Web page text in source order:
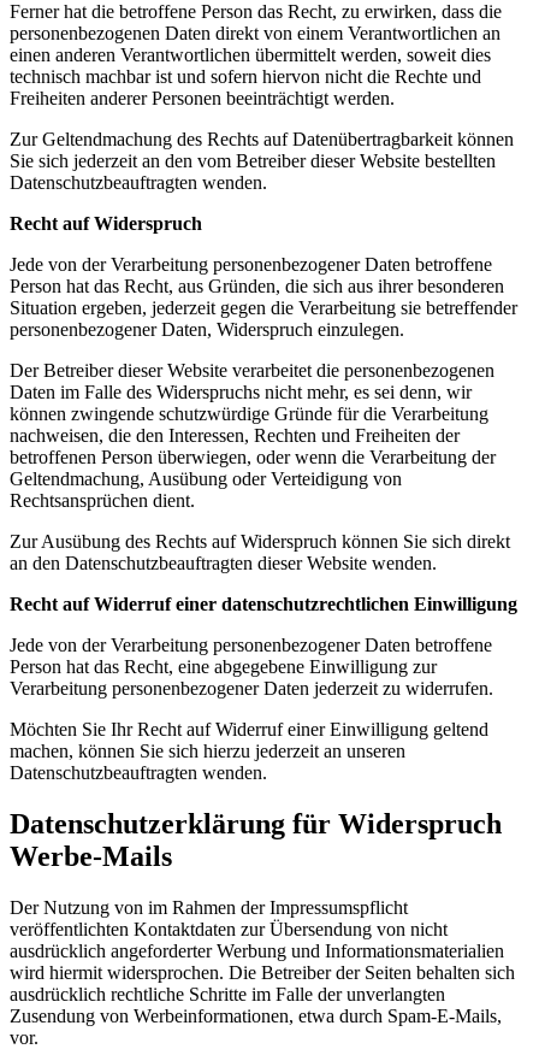
Ferner hat die betroffene Person das Recht, zu erwirken, dass die
personenbezogenen Daten direkt von einem Verantwortlichen an
einen anderen Verantwortlichen übermittelt werden, soweit dies
technisch machbar ist und sofern hiervon nicht die Rechte und
Freiheiten anderer Personen beeinträchtigt werden.
Zur Geltendmachung des Rechts auf Datenübertragbarkeit können
Sie sich jederzeit an den vom Betreiber dieser Website bestellten
Datenschutzbeauftragten wenden.
Recht auf Widerspruch
Jede von der Verarbeitung personenbezogener Daten betroffene
Person hat das Recht, aus Gründen, die sich aus ihrer besonderen
Situation ergeben, jederzeit gegen die Verarbeitung sie betreffender
personenbezogener Daten, Widerspruch einzulegen.
Der Betreiber dieser Website verarbeitet die personenbezogenen
Daten im Falle des Widerspruchs nicht mehr, es sei denn, wir
können zwingende schutzwürdige Gründe für die Verarbeitung
nachweisen, die den Interessen, Rechten und Freiheiten der
betroffenen Person überwiegen, oder wenn die Verarbeitung der
Geltendmachung, Ausübung oder Verteidigung von
Rechtsansprüchen dient.
Zur Ausübung des Rechts auf Widerspruch können Sie sich direkt
an den Datenschutzbeauftragten dieser Website wenden.
Recht auf Widerruf einer datenschutzrechtlichen Einwilligung
Jede von der Verarbeitung personenbezogener Daten betroffene
Person hat das Recht, eine abgegebene Einwilligung zur
Verarbeitung personenbezogener Daten jederzeit zu widerrufen.
Möchten Sie Ihr Recht auf Widerruf einer Einwilligung geltend
machen, können Sie sich hierzu jederzeit an unseren
Datenschutzbeauftragten wenden.
Datenschutzerklärung für Widerspruch
Werbe-Mails
Der Nutzung von im Rahmen der Impressumspflicht
veröffentlichten Kontaktdaten zur Übersendung von nicht
ausdrücklich angeforderter Werbung und Informationsmaterialien
wird hiermit widersprochen. Die Betreiber der Seiten behalten sich
ausdrücklich rechtliche Schritte im Falle der unverlangten
Zusendung von Werbeinformationen, etwa durch Spam-E-Mails,
vor.